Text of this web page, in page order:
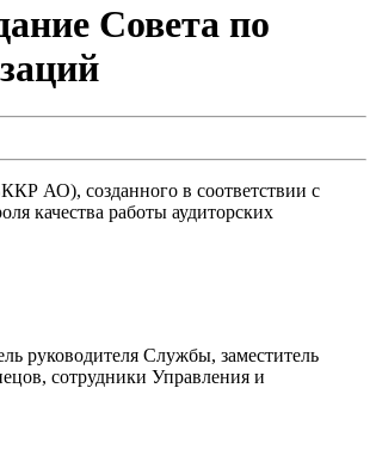
Совета по
АО), созданного в соответствии с
качества работы аудиторских
руководителя Службы, заместитель
сотрудники Управления и